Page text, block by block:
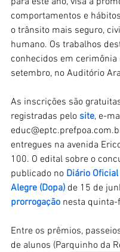
comportamentos e
o trânsito mais seguro,
humano. Os trabalhos
conhecidos em cerimônia
setembro, no Auditório
As inscrições são
registradas pelo site, e-
entregues na avenida
100. O edital sobre o
publicado no Diário
Alegre (Dopa) de 15 de
prorrogação nesta quinta-
Entre os prêmios,
de alunos (Parquinho da